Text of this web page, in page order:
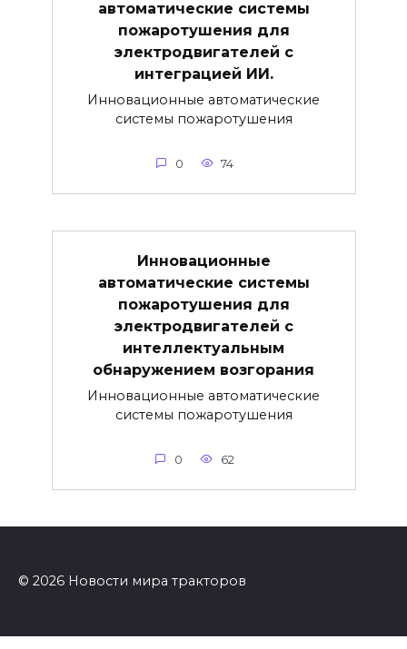
автоматические системы
пожаротушения для
электродвигателей с
интеграцией ИИ.
Инновационные автоматические
системы пожаротушения
0 74
Инновационные
автоматические системы
пожаротушения для
электродвигателей с
интеллектуальным
обнаружением возгорания
Инновационные автоматические
системы пожаротушения
0 62
© 2026 Новости мира тракторов